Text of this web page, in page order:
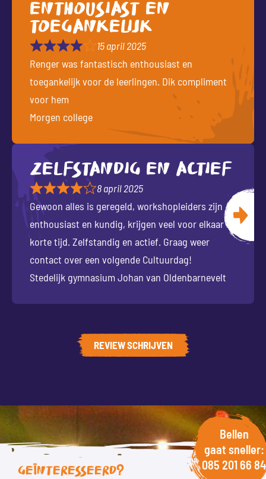
Enthousiast en
toegankelijk
15 april 2025
Renger was fantastisch enthousiast en
toegankelijk voor de leerlingen. Dik compliment
voor hem
Morgen college
Zelfstandig en actief
8 april 2025
Gewoon alles is geregeld, workshopleiders zijn
enthousiast en kundig, krijgen veel voor elkaar in
korte tijd. Zelfstandig en actief. Graag weer
contact over een volgende Cultuurdag!
Stedelijk gymnasium Johan van Oldenbarnevelt
REVIEW SCHRIJVEN
Bellen
gaat sneller:
085 201 66 84
GEÏNTERESSEERD?